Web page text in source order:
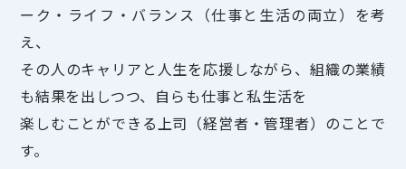
ーク・ライフ・バランス（仕事と生活の両立）を考
え、
その人のキャリアと人生を応援しながら、組織の業績
も結果を出しつつ、自らも仕事と私生活を
楽しむことができる上司（経営者・管理者）のことで
す。